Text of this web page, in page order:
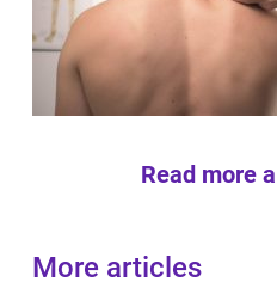
Read more
More articles